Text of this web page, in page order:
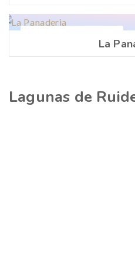
La
Lagunas de